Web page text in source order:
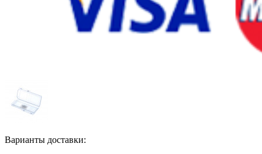
Варианты доставки: